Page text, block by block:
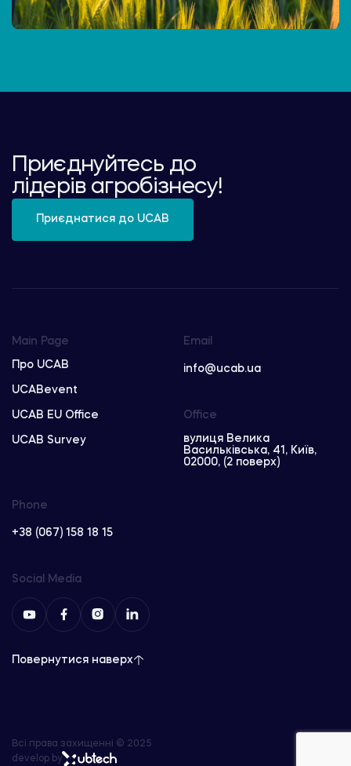
Приєднуйтесь до
лідерів агробізнесу!
Приєднатися до UCAB
Main Page
Про UCAB
UCABevent
UCAB EU Office
UCAB Survey
Email
info@ucab.ua
Phone
+38 (067) 158 18 15
Office
вулиця Велика
Васильківська, 41, Київ,
02000, (2 поверх)
Social Media
Повернутися наверх
Всі права захищенні © 2025
develop by